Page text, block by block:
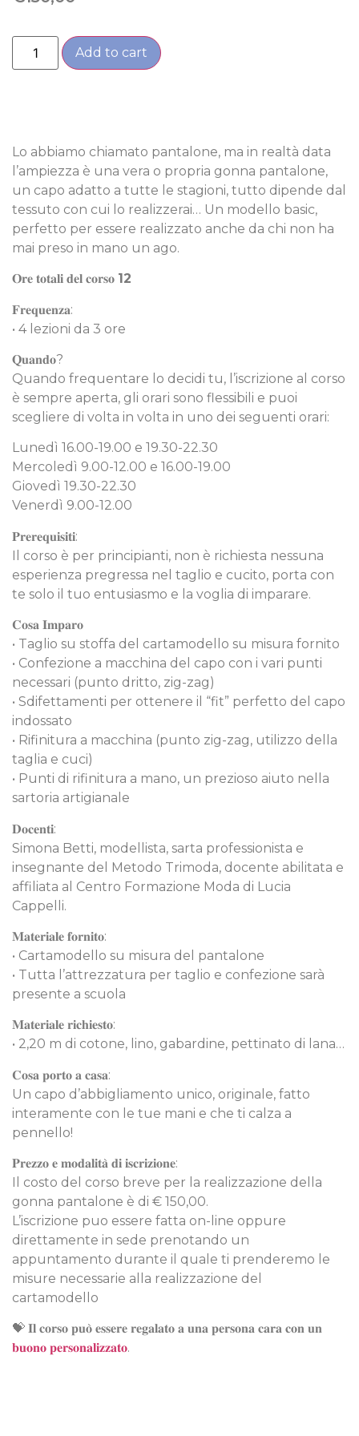
Add to cart
Lo abbiamo chiamato pantalone, ma in realtà data
l’ampiezza è una vera o propria gonna pantalone,
un capo adatto a tutte le stagioni, tutto dipende dal
tessuto con cui lo realizzerai… Un modello basic,
perfetto per essere realizzato anche da chi non ha
mai preso in mano un ago.
𝐎𝐫𝐞 𝐭𝐨𝐭𝐚𝐥𝐢 𝐝𝐞𝐥 𝐜𝐨𝐫𝐬𝐨 12
𝐅𝐫𝐞𝐪𝐮𝐞𝐧𝐳𝐚:
• 4 lezioni da 3 ore
𝐐𝐮𝐚𝐧𝐝𝐨?
Quando frequentare lo decidi tu, l’iscrizione al corso
è sempre aperta, gli orari sono flessibili e puoi
scegliere di volta in volta in uno dei seguenti orari:
Lunedì 16.00-19.00 e 19.30-22.30
Mercoledì 9.00-12.00 e 16.00-19.00
Giovedì 19.30-22.30
Venerdì 9.00-12.00
𝐏𝐫𝐞𝐫𝐞𝐪𝐮𝐢𝐬𝐢𝐭𝐢:
Il corso è per principianti, non è richiesta nessuna
esperienza pregressa nel taglio e cucito, porta con
te solo il tuo entusiasmo e la voglia di imparare.
𝐂𝐨𝐬𝐚 𝐈𝐦𝐩𝐚𝐫𝐨
• Taglio su stoffa del cartamodello su misura fornito
• Confezione a macchina del capo con i vari punti
necessari (punto dritto, zig-zag)
• Sdifettamenti per ottenere il “fit” perfetto del capo
indossato
• Rifinitura a macchina (punto zig-zag, utilizzo della
taglia e cuci)
• Punti di rifinitura a mano, un prezioso aiuto nella
sartoria artigianale
𝐃𝐨𝐜𝐞𝐧𝐭𝐢:
Simona Betti, modellista, sarta professionista e
insegnante del Metodo Trimoda, docente abilitata e
affiliata al Centro Formazione Moda di Lucia
Cappelli.
𝐌𝐚𝐭𝐞𝐫𝐢𝐚𝐥𝐞 𝐟𝐨𝐫𝐧𝐢𝐭𝐨:
• Cartamodello su misura del pantalone
• Tutta l’attrezzatura per taglio e confezione sarà
presente a scuola
𝐌𝐚𝐭𝐞𝐫𝐢𝐚𝐥𝐞 𝐫𝐢𝐜𝐡𝐢𝐞𝐬𝐭𝐨:
• 2,20 m di cotone, lino, gabardine, pettinato di lana…
𝐂𝐨𝐬𝐚 𝐩𝐨𝐫𝐭𝐨 𝐚 𝐜𝐚𝐬𝐚:
Un capo d’abbigliamento unico, originale, fatto
interamente con le tue mani e che ti calza a
pennello!
𝐏𝐫𝐞𝐳𝐳𝐨 𝐞 𝐦𝐨𝐝𝐚𝐥𝐢𝐭𝐚̀ 𝐝𝐢 𝐢𝐬𝐜𝐫𝐢𝐳𝐢𝐨𝐧𝐞:
Il costo del corso breve per la realizzazione della
gonna pantalone è di € 150,00.
L’iscrizione puo essere fatta on-line oppure
direttamente in sede prenotando un
appuntamento durante il quale ti prenderemo le
misure necessarie alla realizzazione del
cartamodello
💝 𝐈𝐥 𝐜𝐨𝐫𝐬𝐨 𝐩𝐮𝐨̀ 𝐞𝐬𝐬𝐞𝐫𝐞 𝐫𝐞𝐠𝐚𝐥𝐚𝐭𝐨 𝐚 𝐮𝐧𝐚 𝐩𝐞𝐫𝐬𝐨𝐧𝐚 𝐜𝐚𝐫𝐚 𝐜𝐨𝐧 𝐮𝐧
𝐛𝐮𝐨𝐧𝐨 𝐩𝐞𝐫𝐬𝐨𝐧𝐚𝐥𝐢𝐳𝐳𝐚𝐭𝐨.